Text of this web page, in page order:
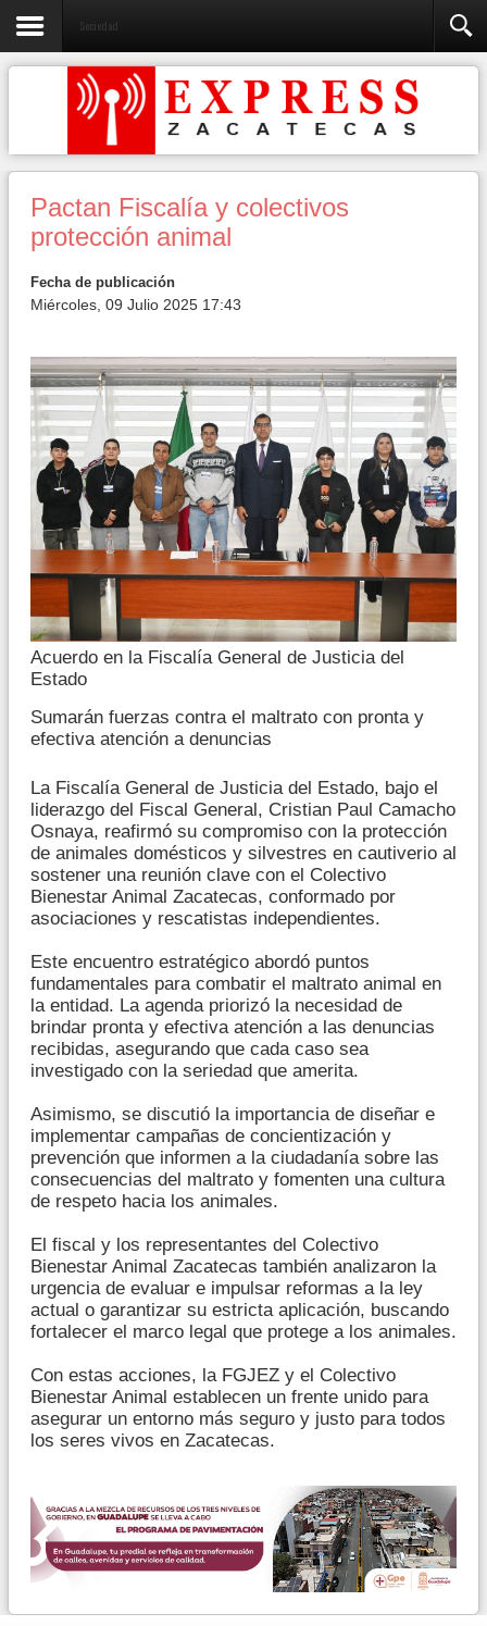
Sociedad
Pactan Fiscalía y colectivos
protección animal
Fecha de publicación
Miércoles, 09 Julio 2025 17:43
Acuerdo en la Fiscalía General de Justicia del
Estado
Sumarán fuerzas contra el maltrato con pronta y
efectiva atención a denuncias
La Fiscalía General de Justicia del Estado, bajo el
liderazgo del Fiscal General, Cristian Paul Camacho
Osnaya, reafirmó su compromiso con la protección
de animales domésticos y silvestres en cautiverio al
sostener una reunión clave con el Colectivo
Bienestar Animal Zacatecas, conformado por
asociaciones y rescatistas independientes.
Este encuentro estratégico abordó puntos
fundamentales para combatir el maltrato animal en
la entidad. La agenda priorizó la necesidad de
brindar pronta y efectiva atención a las denuncias
recibidas, asegurando que cada caso sea
investigado con la seriedad que amerita.
Asimismo, se discutió la importancia de diseñar e
implementar campañas de concientización y
prevención que informen a la ciudadanía sobre las
consecuencias del maltrato y fomenten una cultura
de respeto hacia los animales.
El fiscal y los representantes del Colectivo
Bienestar Animal Zacatecas también analizaron la
urgencia de evaluar e impulsar reformas a la ley
actual o garantizar su estricta aplicación, buscando
fortalecer el marco legal que protege a los animales.
Con estas acciones, la FGJEZ y el Colectivo
Bienestar Animal establecen un frente unido para
asegurar un entorno más seguro y justo para todos
los seres vivos en Zacatecas.